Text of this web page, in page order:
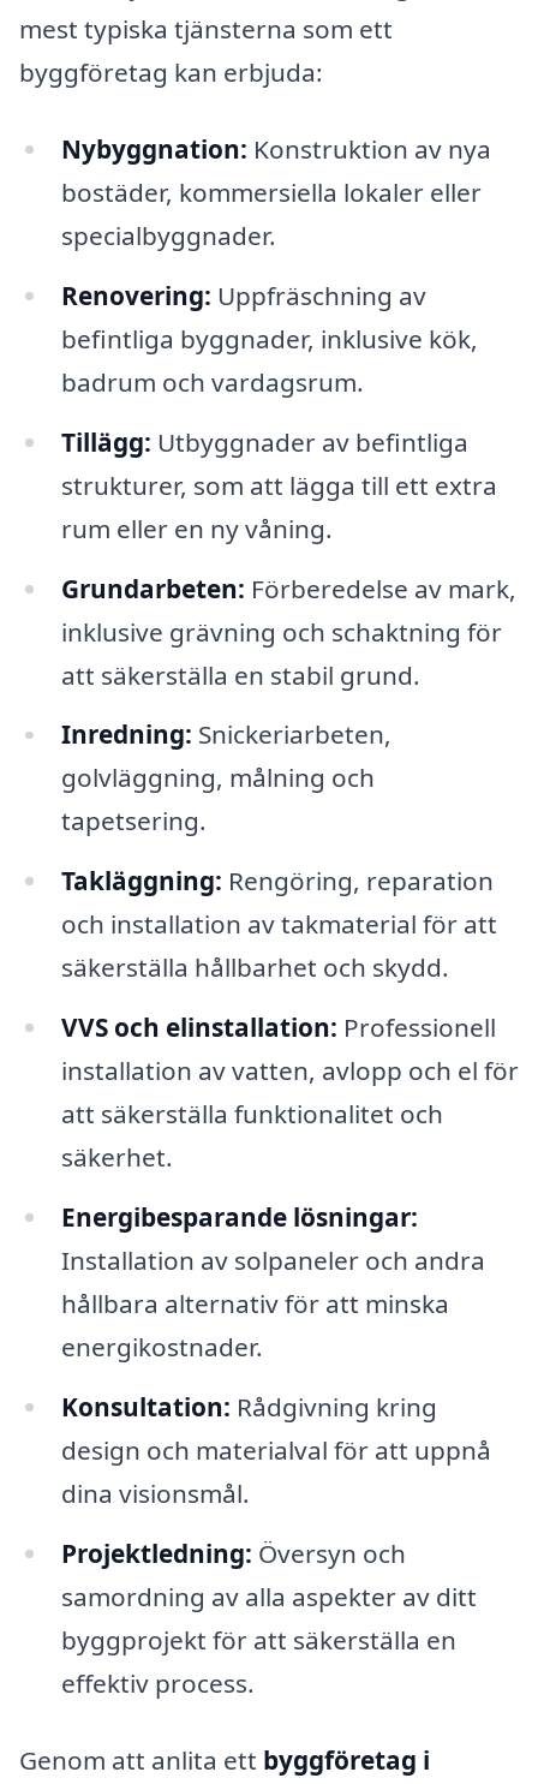
mest typiska tjänsterna som ett
byggföretag kan erbjuda:
Nybyggnation: Konstruktion av nya
bostäder, kommersiella lokaler eller
specialbyggnader.
Renovering: Uppfräschning av
befintliga byggnader, inklusive kök,
badrum och vardagsrum.
Tillägg: Utbyggnader av befintliga
strukturer, som att lägga till ett extra
rum eller en ny våning.
Grundarbeten: Förberedelse av mark,
inklusive grävning och schaktning för
att säkerställa en stabil grund.
Inredning: Snickeriarbeten,
golvläggning, målning och
tapetsering.
Takläggning: Rengöring, reparation
och installation av takmaterial för att
säkerställa hållbarhet och skydd.
VVS och elinstallation: Professionell
installation av vatten, avlopp och el för
att säkerställa funktionalitet och
säkerhet.
Energibesparande lösningar:
Installation av solpaneler och andra
hållbara alternativ för att minska
energikostnader.
Konsultation: Rådgivning kring
design och materialval för att uppnå
dina visionsmål.
Projektledning: Översyn och
samordning av alla aspekter av ditt
byggprojekt för att säkerställa en
effektiv process.
Genom att anlita ett byggföretag i